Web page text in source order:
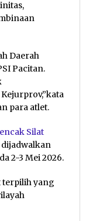
Daerah
Pacitan.
para atlet.
Silat
2-3 Mei 2026.
terpilih yang